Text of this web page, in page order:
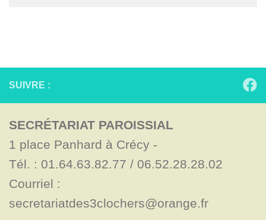
SUIVRE :
SECRÉTARIAT PAROISSIAL
1 place Panhard à Crécy -
Tél. : 01.64.63.82.77 / 06.52.28.28.02
Courriel :
secretariatdes3clochers@orange.fr